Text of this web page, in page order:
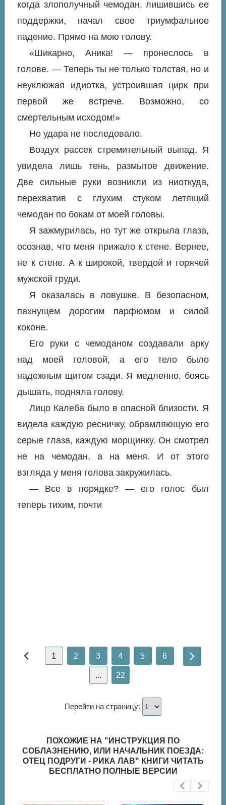
когда злополучный чемодан, лишившись ее
поддержки, начал свое триумфальное
падение. Прямо на мою голову.
«Шикарно, Аника! — пронеслось в
голове. — Теперь ты не только толстая, но и
неуклюжая идиотка, устроившая цирк при
первой же встрече. Возможно, со
смертельным исходом!»
Но удара не последовало.
Воздух рассек стремительный выпад. Я
увидела лишь тень, размытое движение.
Две сильные руки возникли из ниоткуда,
перехватив с глухим стуком летящий
чемодан по бокам от моей головы.
Я зажмурилась, но тут же открыла глаза,
осознав, что меня прижало к стене. Вернее,
не к стене. А к широкой, твердой и горячей
мужской груди.
Я оказалась в ловушке. В безопасном,
пахнущем дорогим парфюмом и силой
коконе.
Его руки с чемоданом создавали арку
над моей головой, а его тело было
надежным щитом сзади. Я медленно, боясь
дышать, подняла голову.
Лицо Калеба было в опасной близости. Я
видела каждую ресничку, обрамляющую его
серые глаза, каждую морщинку. Он смотрел
не на чемодан, а на меня. И от этого
взгляда у меня голова закружилась.
— Все в порядке? — его голос был
теперь тихим, почти
1 2 3 4 5 6
... 22
Перейти на страницу:
ПОХОЖИЕ НА "ИНСТРУКЦИЯ ПО
СОБЛАЗНЕНИЮ, ИЛИ НАЧАЛЬНИК ПОЕЗДА:
ОТЕЦ ПОДРУГИ - РИКА ЛАВ" КНИГИ ЧИТАТЬ
БЕСПЛАТНО ПОЛНЫЕ ВЕРСИИ